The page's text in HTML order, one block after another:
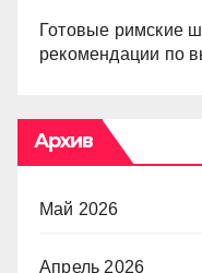
Готовые римские
рекомендации по
Архив
Май 2026
Апрель 2026